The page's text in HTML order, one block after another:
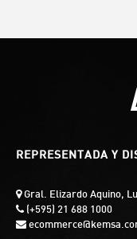
REPRESENTADA Y
Gral. Elizardo Aquino,
(+595) 21 688 1000